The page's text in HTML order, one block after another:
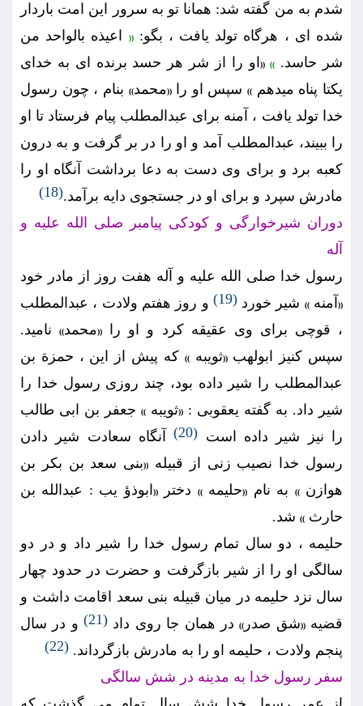
شدم به من گفته شد: همانا تو به سرور اين امت باردار
شده اى ، هرگاه تولد يافت ، بگو:((
اعيذه بالواحد من
شر حاسد.
))
(( او را از شر هر حسد برنده اى به خداى
يكتا پناه ميدهم
))سپس او را((محمد))
بنام ، چون رسول
خدا تولد يافت ، آمنه براى عبدالمطلب پيام فرستاد تا او
را ببيند، عبدالمطلب آمد و او را در بر گرفت و به درون
كعبه برد و براى وى دست به دعا برداشت آنگاه او را
مادرش سپرد و براى او در جستجوى دايه برآمد.(18)
دوران شيرخوارگى و كودكى پيامبر صلى الله عليه و
آله
رسول خدا صلى الله عليه و آله هفت روز از مادر خود
((آمنه)) شير خورد(19)
و روز هفتم ولادت ، عبدالمطلب
، قوچى براى وى عقيقه كرد و او را
((محمد))ناميد.
سپس كنيز ابولهب((ثويبه))
كه پيش از اين ، حمزة بن
عبدالمطلب را شير داده بود، چند روزى رسول خدا را
شير داد. به گفته يعقوبى :
((ثويبه ))
جعفر بن ابى طالب
را نيز شير داده است (20)
آنگاه سعادت شير دادن
رسول خدا نصيب زنى از قبيله
((بنى سعد بن بكر بن
هوازن)) به نام ((حليمه)) دختر(( ابوذؤ يب : عبدالله بن
حارث )) شد.
حليمه ، دو سال تمام رسول خدا را شير داد و در دو
سالگى او را از شير بازگرفت و حضرت در حدود چهار
سال نزد حليمه در ميان قبيله بنى سعد اقامت داشت و
قضيه((شق صدر ))در همان جا روى داد (21)
و در سال
پنجم ولادت ، حليمه او را به مادرش بازگرداند. (22)
سفر رسول خدا به مدينه در شش سالگى